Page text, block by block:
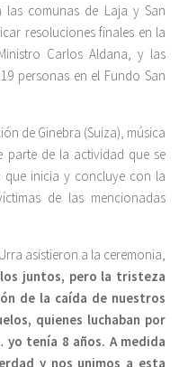
las comunas de Laja y San
resoluciones finales en la
Carlos Aldana, y las
personas en el Fundo San
de Ginebra (Suiza), música
parte de la actividad que se
que inicia y concluye con la
de las mencionadas
asistieron a la ceremonia,
juntos, pero la tristeza
de la caída de nuestros
quienes luchaban por
tenía 8 años. A medida
y nos unimos a esta